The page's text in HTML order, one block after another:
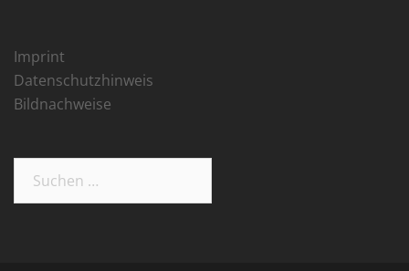
Imprint
Datenschutzhinweis
Bildnachweise
nach: